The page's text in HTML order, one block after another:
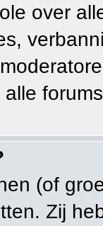
over
(of
Zij